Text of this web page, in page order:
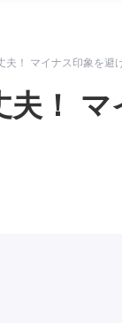
夫！ マイナス印象を避
夫！ マ